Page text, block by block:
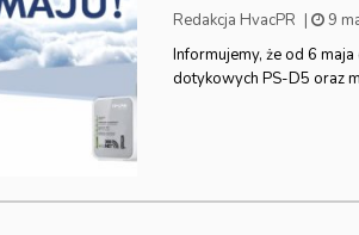
Redakcja HvacPR |
9
Informujemy, że od 6
dotykowych PS-D5 oraz